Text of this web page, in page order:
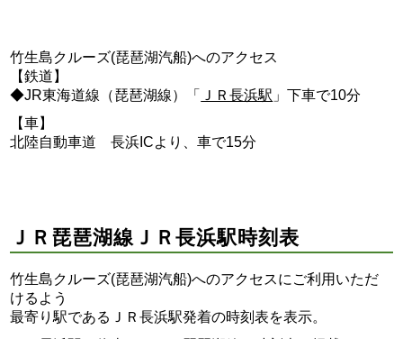
竹生島クルーズ(琵琶湖汽船)へのアクセス
【鉄道】
◆JR東海道線（琵琶湖線）「
ＪＲ長浜駅 」下車で10分
【車】
北陸自動車道 長浜ICより、車で15分
ＪＲ琵琶湖線ＪＲ長浜駅時刻表
竹生島クルーズ(琵琶湖汽船)へのアクセスにご利用いただ
けるよう
最寄り駅であるＪＲ長浜駅発着の時刻表を表示。